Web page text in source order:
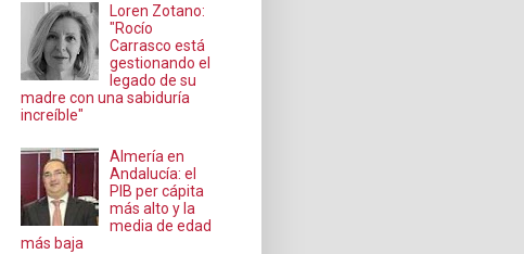
Loren Zotano:
"Rocío
Carrasco está
gestionando el
legado de su
madre con una sabiduría
increíble"
Almería en
Andalucía: el
PIB per cápita
más alto y la
media de edad
más baja